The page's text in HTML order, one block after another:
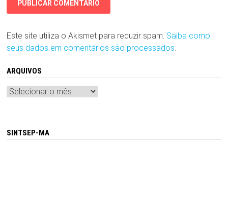
Este site utiliza o Akismet para reduzir spam. Saiba como
seus dados em comentários são processados
ARQUIVOS
Arquivos
SINTSEP-MA